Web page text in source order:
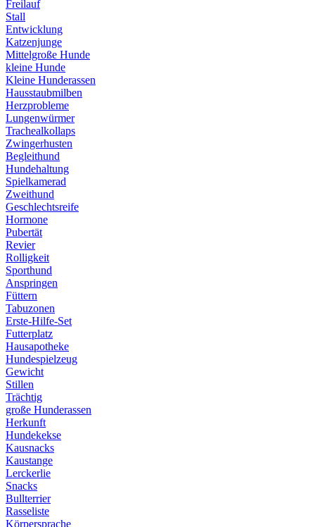
Freilauf
Stall
Entwicklung
Katzenjunge
Mittelgroße Hunde
kleine Hunde
Kleine Hunderassen
Hausstaubmilben
Herzprobleme
Lungenwürmer
Trachealkollaps
Zwingerhusten
Begleithund
Hundehaltung
Spielkamerad
Zweithund
Geschlechtsreife
Hormone
Pubertät
Revier
Rolligkeit
Sporthund
Anspringen
Füttern
Tabuzonen
Erste-Hilfe-Set
Futterplatz
Hausapotheke
Hundespielzeug
Gewicht
Stillen
Trächtig
große Hunderassen
Herkunft
Hundekekse
Kausnacks
Kaustange
Lerckerlie
Snacks
Bullterrier
Rasseliste
Körpersprache